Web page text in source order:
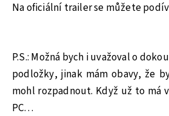
Na oficiální trailer se můžete
P.S.: Možná bych i uvažoval o
podložky, jinak mám obavy, že
mohl rozpadnout. Když už to má
PC…